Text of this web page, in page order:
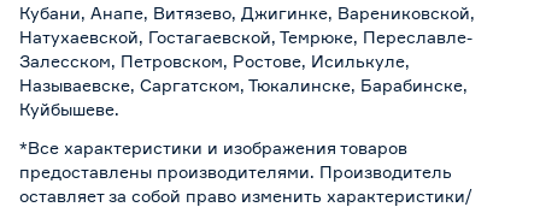
Кубани, Анапе, Витязево, Джигинке, Варениковской,
Натухаевской, Гостагаевской, Темрюке, Переславле-
Залесском, Петровском, Ростове, Исилькуле,
Называевске, Саргатском, Тюкалинске, Барабинске,
Куйбышеве.
*Все характеристики и изображения товаров
предоставлены производителями. Производитель
оставляет за собой право изменить характеристики/